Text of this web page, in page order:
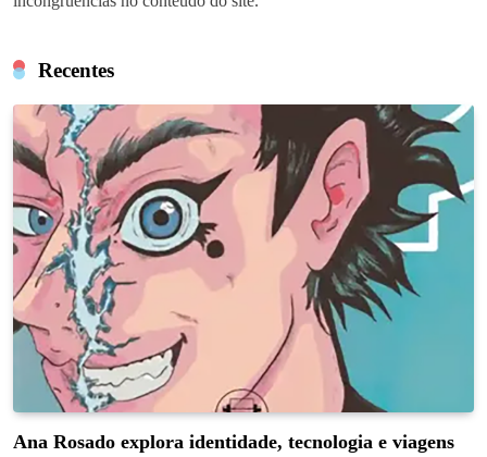
Recentes
Ana Rosado explora identidade, tecnologia e viagens